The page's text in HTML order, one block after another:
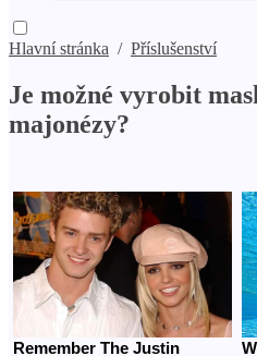
Hlavní stránka / Příslušenství
Je možné vyrobit
majonézy?